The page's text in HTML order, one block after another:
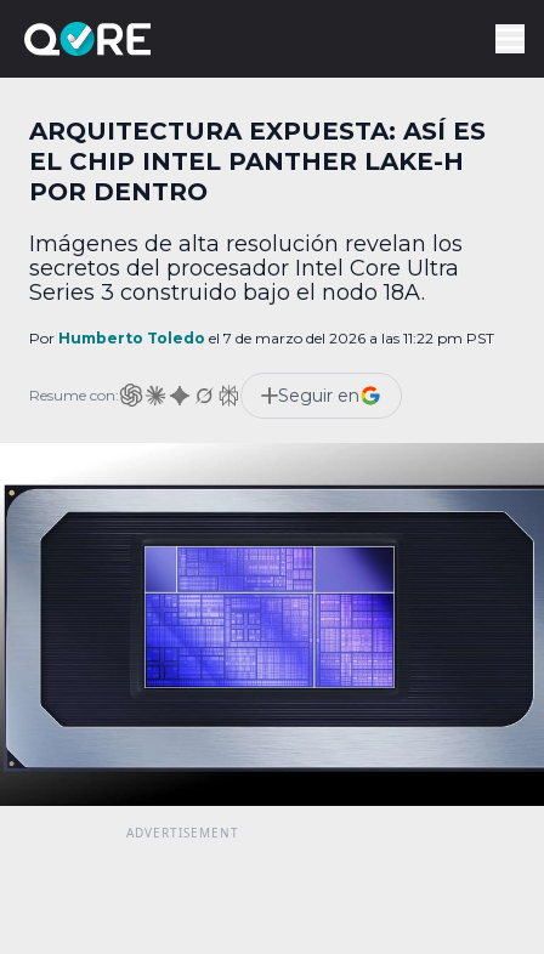
ARQUITECTURA EXPUESTA: ASÍ ES
EL CHIP INTEL PANTHER LAKE-H
POR DENTRO
Imágenes de alta resolución revelan los
secretos del procesador Intel Core Ultra
Series 3 construido bajo el nodo 18A.
Por Humberto Toledo el 7 de marzo del 2026 a las 11:22 pm PST
Resume con: Seguir en